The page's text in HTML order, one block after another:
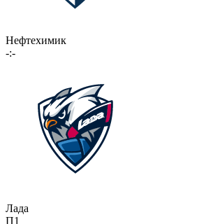
Нефтехимик
-:-
Лада
П1